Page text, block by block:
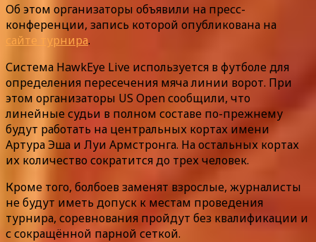
Об этом организаторы объявили на пресс-
конференции, запись которой опубликована на
сайте турнира.
Система HawkEye Live используется в футболе для
определения пересечения мяча линии ворот. При
этом организаторы US Open сообщили, что
линейные судьи в полном составе по-прежнему
будут работать на центральных кортах имени
Артура Эша и Луи Армстронга. На остальных кортах
их количество сократится до трех человек.
Кроме того, болбоев заменят взрослые, журналисты
не будут иметь допуск к местам проведения
турнира, соревнования пройдут без квалификации и
с сокращённой парной сеткой.